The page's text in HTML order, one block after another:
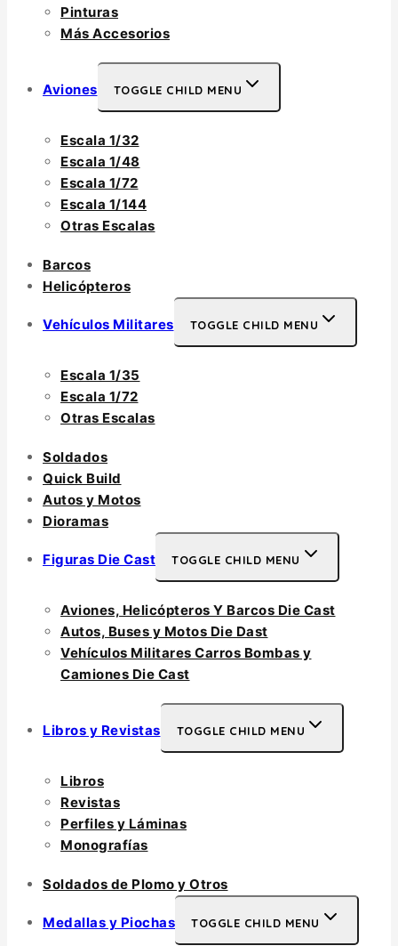
Pinturas
Más Accesorios
Aviones TOGGLE CHILD MENU
Escala 1/32
Escala 1/48
Escala 1/72
Escala 1/144
Otras Escalas
Barcos
Helicópteros
Vehículos Militares TOGGLE CHILD MENU
Escala 1/35
Escala 1/72
Otras Escalas
Soldados
Quick Build
Autos y Motos
Dioramas
Figuras Die Cast TOGGLE CHILD MENU
Aviones, Helicópteros Y Barcos Die Cast
Autos, Buses y Motos Die Dast
Vehículos Militares Carros Bombas y
Camiones Die Cast
Libros y Revistas TOGGLE CHILD MENU
Libros
Revistas
Perfiles y Láminas
Monografías
Soldados de Plomo y Otros
Medallas y Piochas TOGGLE CHILD MENU